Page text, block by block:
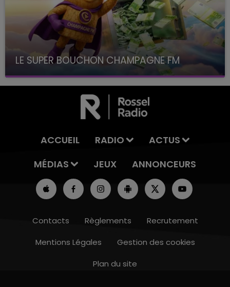
19h00 - 19h15
LE SUPER BOUCHON CHAMPAGNE FM
avec La Famille Champagne FM, à 8H10
ACCUEIL RADIO
ACTUS
MÉDIAS
JEUX ANNONCEURS
Contacts Règlements
Recrutement
Mentions Légales
Gestion des cookies
Plan du site